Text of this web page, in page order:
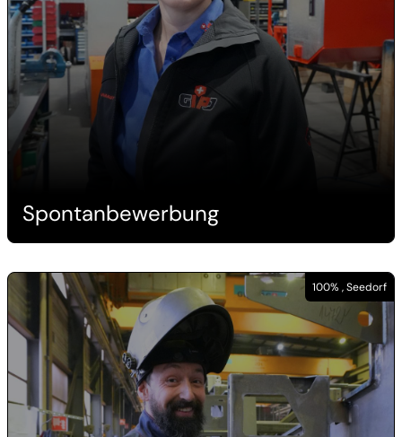
Spontanbewerbung
100% , Seedorf